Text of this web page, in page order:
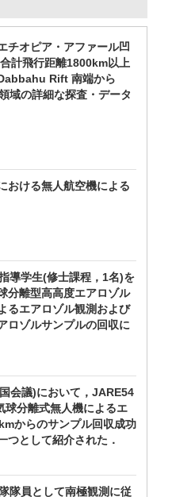
チオピア・アファール凹
計飛行距離1800km以上
Rift 南端から
域の詳細な探査・データ
おける無人航空機による
導学生(修士課程，1名)を
分離型高高度エアロゾル
るエアロゾル観測および
ロゾルサンプルの回収に
会議)において，JARE54
球分離式無人機によるエ
からのサンプル回収成功
つとして紹介された．
隊員として南極観測に従